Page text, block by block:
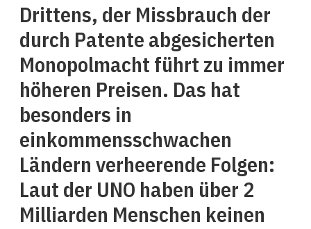
Drittens, der Missbrauch der
durch Patente abgesicherten
Monopolmacht führt zu immer
höheren Preisen. Das hat
besonders in
einkommensschwachen
Ländern verheerende Folgen:
Laut der UNO haben über 2
Milliarden Menschen keinen